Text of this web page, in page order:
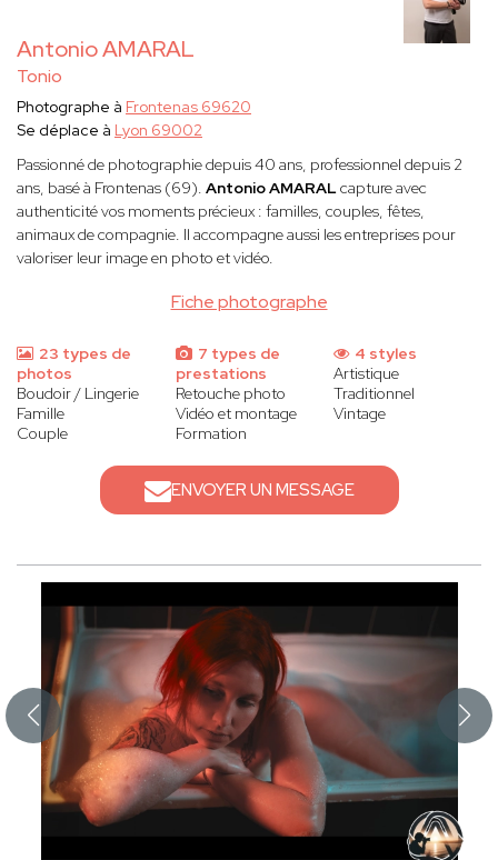
Antonio AMARAL
Tonio
Fiche photographe
Photographe à Frontenas 69620
Se déplace à Lyon 69002
Passionné de photographie depuis 40 ans, professionnel depuis 2
ans, basé à Frontenas (69). Antonio AMARALcapture avec
authenticité vos moments précieux : familles, couples, fêtes,
animaux de compagnie. Il accompagne aussi les entreprises pour
valoriser leur image en photo et vidéo.
23 types de
photos
Boudoir / Lingerie
Famille
Couple
7 types de
prestations
Retouche photo
Vidéo et montage
Formation
4 styles
Artistique
Traditionnel
Vintage
ENVOYER UN MESSAGE